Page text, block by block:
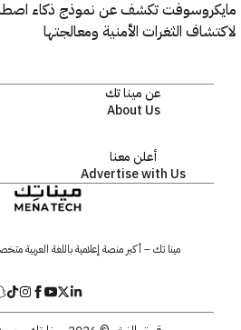
تكشف عن نموذج ذكاء اصطناعي
الثغرات الأمنية ومعالجتها
عن مينا تك
About Us
أعلن معنا
Advertise with Us
مينا تك – أكبر منصة إعلامية باللغة العربية متخصصة في